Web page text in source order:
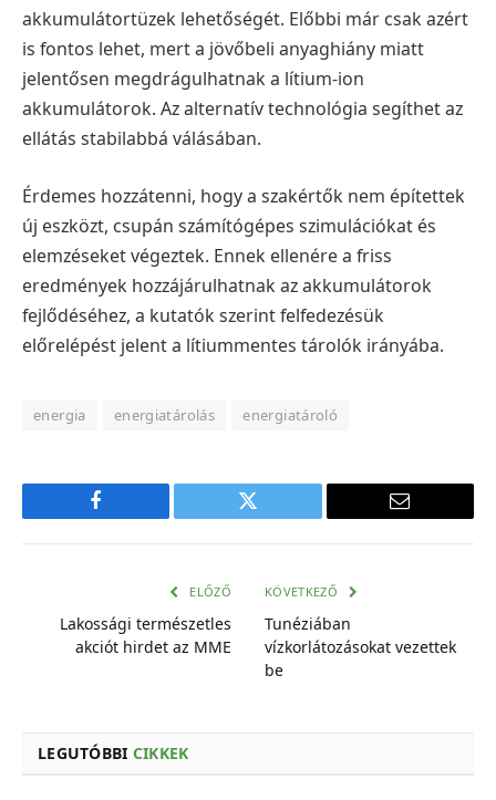
akkumulátortüzek lehetőségét. Előbbi már csak azért
is fontos lehet, mert a jövőbeli anyaghiány miatt
jelentősen megdrágulhatnak a lítium-ion
akkumulátorok. Az alternatív technológia segíthet az
ellátás stabilabbá válásában.
Érdemes hozzátenni, hogy a szakértők nem építettek
új eszközt, csupán számítógépes szimulációkat és
elemzéseket végeztek. Ennek ellenére a friss
eredmények hozzájárulhatnak az akkumulátorok
fejlődéséhez, a kutatók szerint felfedezésük
előrelépést jelent a lítiummentes tárolók irányába.
energia energiatárolás energiatároló
Facebook Twitter
E-
ELŐZŐ
Lakossági természetles
akciót hirdet az MME
KÖVETKEZŐ
Tunéziában
vízkorlátozásokat vezettek
be
LEGUTÓBBI CIKKEK